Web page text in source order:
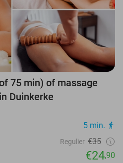
75 min) of massage
Duinkerke
5 min.
Regulier €35
€24,90